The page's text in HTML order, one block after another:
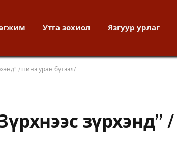
Утга зохиол Язгуур урлаг
/шинэ уран бүтээл/
зүрхэнд” /